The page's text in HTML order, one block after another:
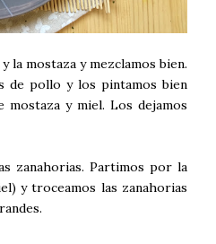
la mostaza y mezclamos bien.
de pollo y los pintamos bien
mostaza y miel. Los dejamos
zanahorias. Partimos por la
y troceamos las zanahorias